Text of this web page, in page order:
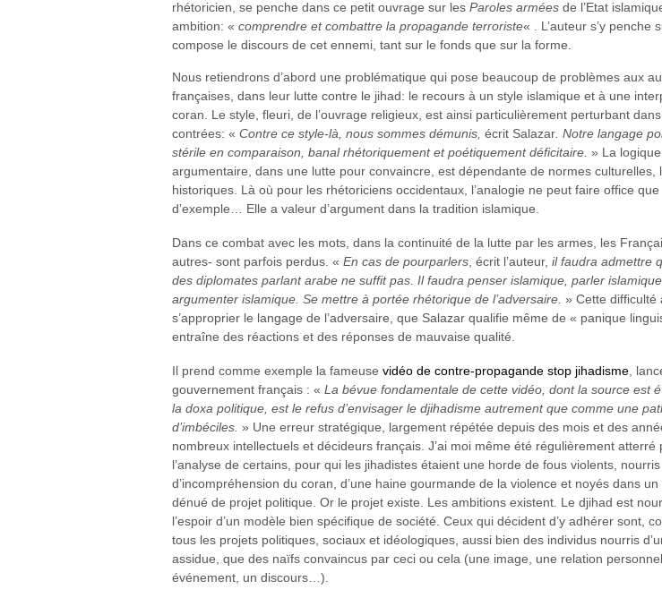
rhétoricien, se penche dans ce petit ouvrage sur les Paroles armées de l’Etat
ambition: « comprendre et combattre la propagande terroriste« . L’auteur s’y penche
compose le discours de cet ennemi, tant sur le fonds que sur la forme.
Nous retiendrons d’abord une problématique qui pose beaucoup de problèmes aux
françaises, dans leur lutte contre le jihad: le recours à un style islamique et à une
coran. Le style, fleuri, de l’ouvrage religieux, est ainsi particulièrement perturbant
contrées: « Contre ce style-là, nous sommes démunis, écrit Salazar. Notre langage
stérile en comparaison, banal rhétoriquement et poétiquement déficitaire. » La logique
argumentaire, dans une lutte pour convaincre, est dépendante de normes culturelles,
historiques. Là où pour les rhétoriciens occidentaux, l’analogie ne peut faire office que
d’exemple… Elle a valeur d’argument dans la tradition islamique.
Dans ce combat avec les mots, dans la continuité de la lutte par les armes, les
autres- sont parfois perdus. « En cas de pourparlers , écrit l’auteur, il faudra admettre
des diplomates parlant arabe ne suffit pas. Il faudra penser islamique, parler islamique,
argumenter islamique. Se mettre à portée rhétorique de l’adversaire. » Cette difficulté
s’approprier le langage de l’adversaire, que Salazar qualifie même de « panique
entraîne des réactions et des réponses de mauvaise qualité.
Il prend comme exemple la fameuse vidéo de contre-propagande stop jihadisme ,
gouvernement français : « La bévue fondamentale de cette vidéo, dont la source est
la doxa politique, est le refus d’envisager le djihadisme autrement que comme une
d’imbéciles. » Une erreur stratégique, largement répétée depuis des mois et des
nombreux intellectuels et décideurs français. J’ai moi même été régulièrement atterré
l’analyse de certains, pour qui les jihadistes étaient une horde de fous violents, nourris
d’incompréhension du coran, d’une haine gourmande de la violence et noyés dans
dénué de projet politique. Or le projet existe. Les ambitions existent. Le djihad est
l’espoir d’un modèle bien spécifique de société. Ceux qui décident d’y adhérer sont,
tous les projets politiques, sociaux et idéologiques, aussi bien des individus nourris
assidue, que des naïfs convaincus par ceci ou cela (une image, une relation
événement, un discours…).